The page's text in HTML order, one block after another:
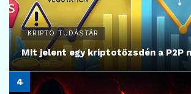
KRIPTO TUDÁSTÁR
Mit jelent egy kriptotőzsdén a P2P